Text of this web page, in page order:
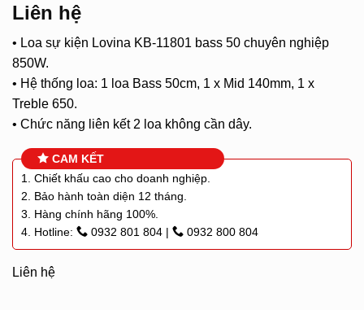
Liên hệ
• Loa sự kiện Lovina KB-11801 bass 50 chuyên nghiệp
850W.
• Hệ thống loa: 1 loa Bass 50cm, 1 x Mid 140mm, 1 x
Treble 650.
• Chức năng liên kết 2 loa không cần dây.
CAM KẾT
1. Chiết khấu cao cho doanh nghiệp.
2. Bảo hành toàn diện 12 tháng.
3. Hàng chính hãng 100%.
4. Hotline:
0932 801 804 | 0932 800 804
Liên hệ